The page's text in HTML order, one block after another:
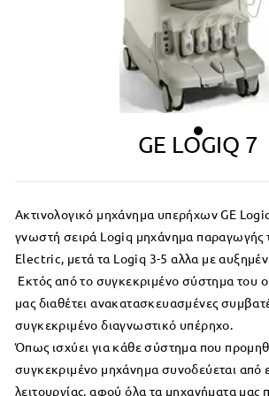
GE LOGIQ 7
Ακτινολογικό μηχάνημα υπερήχων GE
γνωστή σειρά Logiq μηχάνημα παραγωγής
Electric, μετά τα Logiq 3-5 αλλα με
Εκτός από το συγκεκριμένο σύστημα του
μας διαθέτει ανακατασκευασμένες
συγκεκριμένο διαγνωστικό υπέρηχο.
Όπως ισχύει για κάθε σύστημα που
συγκεκριμένο μηχάνημα συνοδεύεται από
λειτουργίας, αφού όλα τα μηχανήματα μας